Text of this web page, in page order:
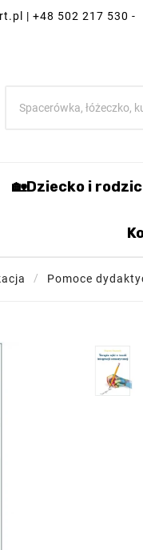
| +48 502 217 530 -
🏡Dziecko i rodzic
Pomoce